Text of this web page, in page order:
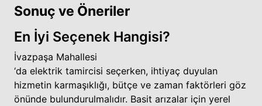
Sonuç ve Öneriler
En İyi Seçenek Hangisi?
İvazpaşa Mahallesi
‘da elektrik tamircisi seçerken, ihtiyaç duyulan
hizmetin karmaşıklığı, bütçe ve zaman faktörleri göz
önünde bulundurulmalıdır. Basit arızalar için yerel